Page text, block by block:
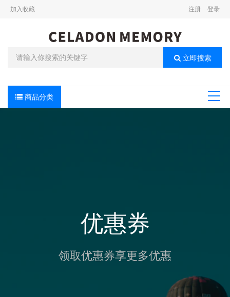
加入收藏 注册 登录
立即搜索
商品分类
优惠券
领取优惠券享更多优惠